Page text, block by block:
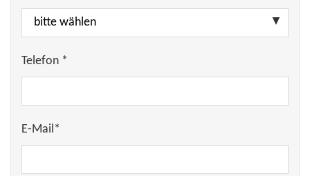
Telefon *
E-Mail*